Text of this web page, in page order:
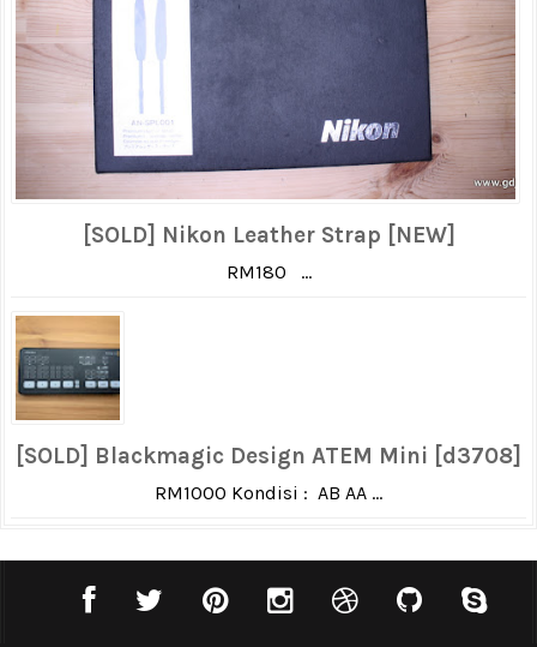
[SOLD] Nikon Leather Strap [NEW]
RM180 ...
[SOLD] Blackmagic Design ATEM Mini [d3708]
RM1000 Kondisi : AB AA ...